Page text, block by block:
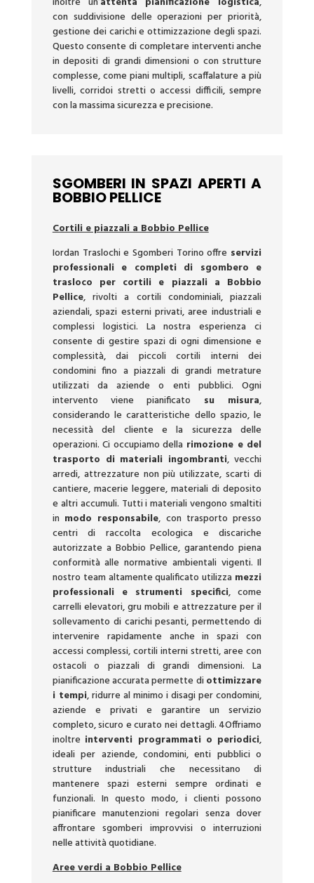
con suddivisione delle operazioni per priorità,
gestione dei carichi e ottimizzazione degli spazi.
Questo consente di completare interventi anche
in depositi di grandi dimensioni o con strutture
complesse, come piani multipli, scaffalature a più
livelli, corridoi stretti o accessi difficili, sempre
con la massima sicurezza e precisione.
SGOMBERI IN SPAZI APERTI A
BOBBIO PELLICE
Cortili e piazzali a Bobbio Pellice
Iordan Traslochi e Sgomberi Torino offre servizi
professionali e completi di sgombero e
trasloco per cortili e piazzali a Bobbio
Pellice, rivolti a cortili condominiali, piazzali
aziendali, spazi esterni privati, aree industriali e
complessi logistici. La nostra esperienza ci
consente di gestire spazi di ogni dimensione e
complessità, dai piccoli cortili interni dei
condomini fino a piazzali di grandi metrature
utilizzati da aziende o enti pubblici. Ogni
intervento viene pianificato su misura,
considerando le caratteristiche dello spazio, le
necessità del cliente e la sicurezza delle
operazioni. Ci occupiamo della rimozione e del
trasporto di materiali ingombranti, vecchi
arredi, attrezzature non più utilizzate, scarti di
cantiere, macerie leggere, materiali di deposito
e altri accumuli. Tutti i materiali vengono smaltiti
in modo responsabile, con trasporto presso
centri di raccolta ecologica e discariche
autorizzate a Bobbio Pellice, garantendo piena
conformità alle normative ambientali vigenti. Il
nostro team altamente qualificato utilizza mezzi
professionali e strumenti specifici, come
carrelli elevatori, gru mobili e attrezzature per il
sollevamento di carichi pesanti, permettendo di
intervenire rapidamente anche in spazi con
accessi complessi, cortili interni stretti, aree con
ostacoli o piazzali di grandi dimensioni. La
pianificazione accurata permette diottimizzare
i tempi, ridurre al minimo i disagi per condomini,
aziende e privati e garantire un servizio
completo, sicuro e curato nei dettagli. 4Offriamo
inoltre interventi programmati o periodici,
ideali per aziende, condomini, enti pubblici o
strutture industriali che necessitano di
mantenere spazi esterni sempre ordinati e
funzionali. In questo modo, i clienti possono
pianificare manutenzioni regolari senza dover
affrontare sgomberi improvvisi o interruzioni
nelle attività quotidiane.
Aree verdi a Bobbio Pellice